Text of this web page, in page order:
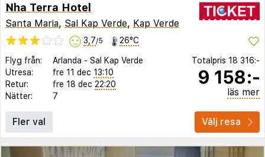
Nha Terra Hotel
Santa Maria, Sal Kap Verde, Kap Verde
3,7/5 26°C
Flyg från: Arlanda - Sal Kap Verde
Utresa:
fre 11 dec 13:10
Retur:
fre 18 dec 22:20
Nätter:
7
Totalpris 18 316:-
9 158:-
läs mer
Fler val Välj resa